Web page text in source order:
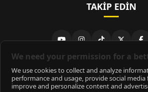
TAKIP EDIN